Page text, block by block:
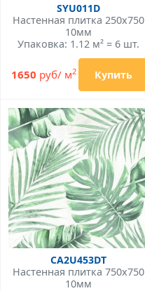
SYU011D
Настенная плитка 250x750
10мм
Упаковка: 1.12 м² = 6 шт.
1650 руб/ м2 Купить
CA2U453DT
Настенная плитка 750x750
10мм